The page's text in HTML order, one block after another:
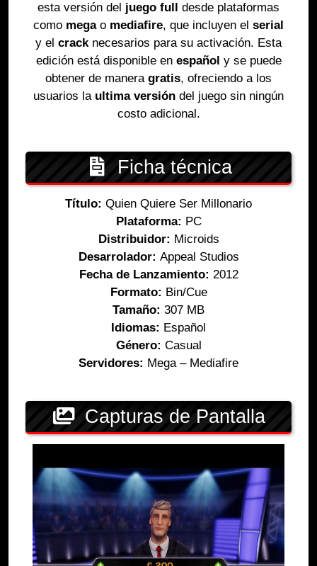
esta versión del juego full
desde plataformas
como megao mediafire, que incluyen el serial
y el cracknecesarios para su activación. Esta
edición está disponible en español y se puede
obtener de manera gratis, ofreciendo a los
usuarios la ultima versión del juego sin ningún
costo adicional.
Ficha técnica
Título: Quien Quiere Ser Millonario
Plataforma: PC
Distribuidor: Microids
Desarrolador: Appeal Studios
Fecha de Lanzamiento: 2012
Formato: Bin/Cue
Tamaño: 307 MB
Idiomas: Español
Género: Casual
Servidores: Mega – Mediafire
Capturas de Pantalla